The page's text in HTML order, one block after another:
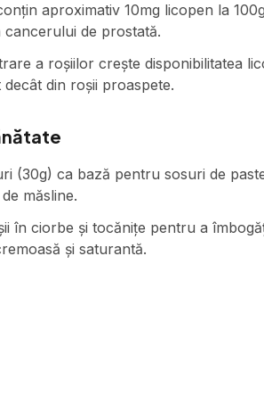
aproximativ 10mg licopen la
de prostată.
a roșiilor crește disponibilitatea
din roșii proaspete.
(30g) ca bază pentru sosuri de
măsline.
în ciorbe și tocănițe pentru a
și saturantă.